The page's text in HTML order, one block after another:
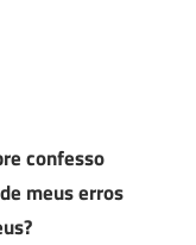
confesso
meus erros